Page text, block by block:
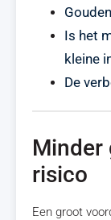
Is het
kleine
De
Minder
risico
Een groot